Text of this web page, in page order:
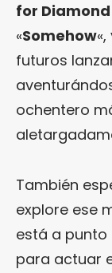
for
«Somehow
futuros
ochentero
También
explore ese
está a punto
para actuar